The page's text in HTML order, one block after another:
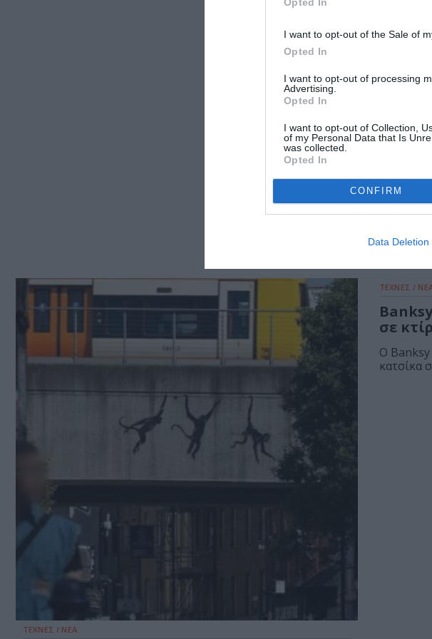
I want to opt-out of the Sale of
Opted In
I want to opt-out of processing
Advertising.
Opted In
I want to opt-out of Collection,
of my Personal Data that Is
was collected.
Opted In
CONFIRM
Data Deletion
Νέο
κήπου
ΤΕΧΝΕΣ / ΝΕΑ
ΤΕΧΝΕΣ /
σε
O
κατσίκα